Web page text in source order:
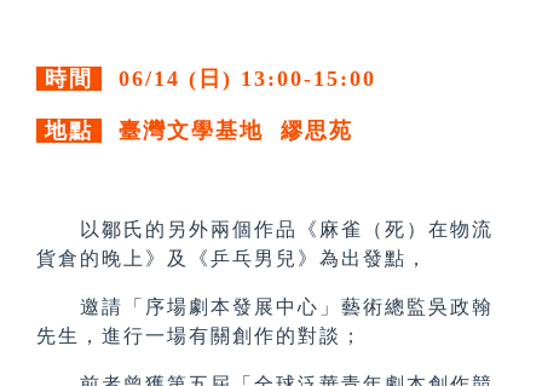
時間 06/14 (日) 13:00-15:00
地點 臺灣文學基地 繆思苑
以鄒氏的另外兩個作品《麻雀（死）在物流
貨倉的晚上》及《乒乓男兒》為出發點，
邀請「序場劇本發展中心」藝術總監吳政翰
先生，進行一場有關創作的對談；